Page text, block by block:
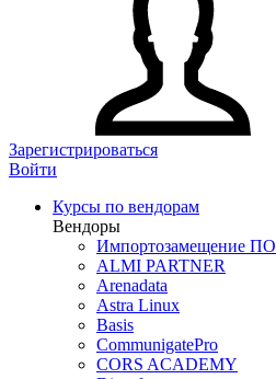
Зарегистрироваться
Войти
Курсы по вендорам
Вендоры
Импортозамещение ПО
ALMI PARTNER
Arenadata
Astra Linux
Basis
CommunigatePro
CORS ACADEMY